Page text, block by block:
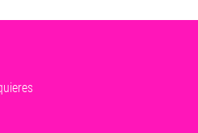
2 de junio vamos a ganar: